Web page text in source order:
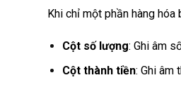
Khi chỉ một phần hàng
Cột số lượng: Ghi âm
Cột thành tiền: Ghi âm